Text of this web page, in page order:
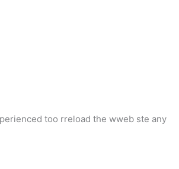
too rreload the wweb ste any